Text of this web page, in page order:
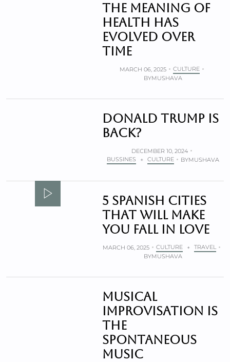
The meaning of
health has
evolved over
time
MARCH 06, 2025
CULTURE
BYMUSHAVA
Donald Trump is
back?
DECEMBER 10, 2024
BUSSINES
+ CULTURE BYMUSHAVA
5 Spanish Cities
that will make
you fall in Love
MARCH 06, 2025 CULTURE + TRAVEL
BYMUSHAVA
Musical
improvisation is
the
spontaneous
music